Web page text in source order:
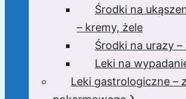
Środki na
– kremy, żele
Środki na urazy –
Leki na
Leki gastrologiczne –